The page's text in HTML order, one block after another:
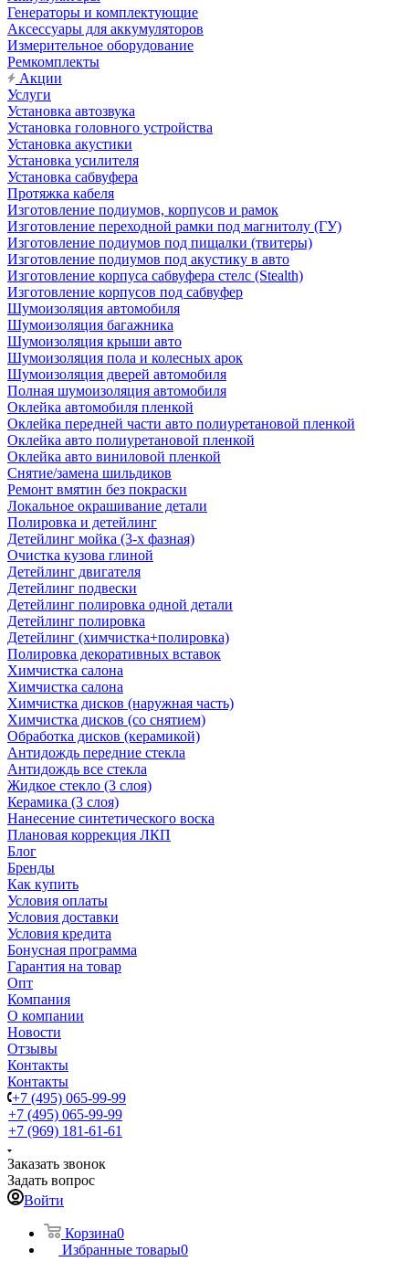
Генераторы и комплектующие
Аксессуары для аккумуляторов
Измерительное оборудование
Ремкомплекты
Акции
Услуги
Установка автозвука
Установка головного устройства
Установка акустики
Установка усилителя
Установка сабвуфера
Протяжка кабеля
Изготовление подиумов, корпусов и рамок
Изготовление переходной рамки под магнитолу (ГУ)
Изготовление подиумов под пищалки (твитеры)
Изготовление подиумов под акустику в авто
Изготовление корпуса сабвуфера стелс (Stealth)
Изготовление корпусов под сабвуфер
Шумоизоляция автомобиля
Шумоизоляция багажника
Шумоизоляция крыши авто
Шумоизоляция пола и колесных арок
Шумоизоляция дверей автомобиля
Полная шумоизоляция автомобиля
Оклейка автомобиля пленкой
Оклейка передней части авто полиуретановой пленкой
Оклейка авто полиуретановой пленкой
Оклейка авто виниловой пленкой
Снятие/замена шильдиков
Ремонт вмятин без покраски
Локальное окрашивание детали
Полировка и детейлинг
Детейлинг мойка (3-х фазная)
Очистка кузова глиной
Детейлинг двигателя
Детейлинг подвески
Детейлинг полировка одной детали
Детейлинг полировка
Детейлинг (химчистка+полировка)
Полировка декоративных вставок
Химчистка салона
Химчистка салона
Химчистка дисков (наружная часть)
Химчистка дисков (со снятием)
Обработка дисков (керамикой)
Антидождь передние стекла
Антидождь все стекла
Жидкое стекло (3 слоя)
Керамика (3 слоя)
Нанесение синтетического воска
Плановая коррекция ЛКП
Блог
Бренды
Как купить
Условия оплаты
Условия доставки
Условия кредита
Бонусная программа
Гарантия на товар
Опт
Компания
О компании
Новости
Отзывы
Контакты
Контакты
+7 (495) 065-99-99
+7 (495) 065-99-99
+7 (969) 181-61-61
Заказать звонок
Задать вопрос
Войти
Корзина0
Избранные товары0